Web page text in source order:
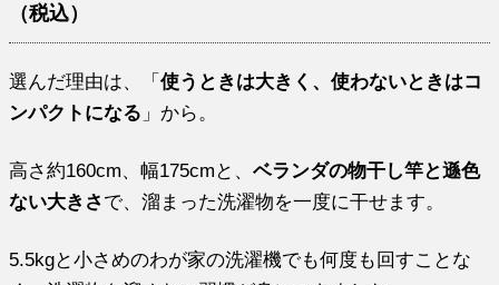
（税込）
選んだ理由は、「使うときは大きく、使わないときはコ
ンパクトになる 」から。
高さ約160cm、幅175cmと、ベランダの物干し竿と遜色
ない大きさで、溜まった洗濯物を一度に干せます。
5.5kgと小さめのわが家の洗濯機でも何度も回すことな